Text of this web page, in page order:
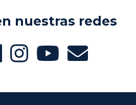
nuestras redes